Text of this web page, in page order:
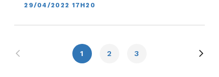
29/04/2022 17H20
1 2 3